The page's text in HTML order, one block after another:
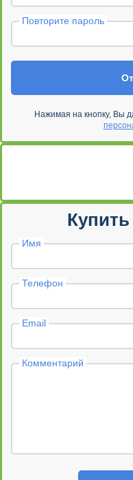
Повторите пароль
Нажимая на кнопку, Вы
Имя
Телефон
Email
Комментарий